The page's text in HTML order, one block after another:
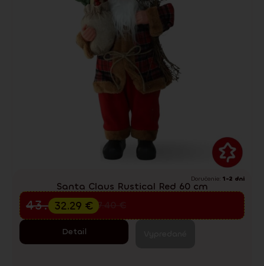
Doručenie: 1-2 dni
Santa Claus Rustical Red 60 cm
Predvianočný výpredaj
57.40
43.05€
32.29 €
Detail